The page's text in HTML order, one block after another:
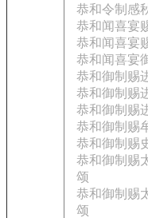
恭和令制感
恭和闻喜宴
恭和闻喜宴
恭和闻喜宴
恭和御制赐
恭和御制赐
恭和御制赐
恭和御制赐
恭和御制赐
恭和御制赐
颂
恭和御制赐
颂